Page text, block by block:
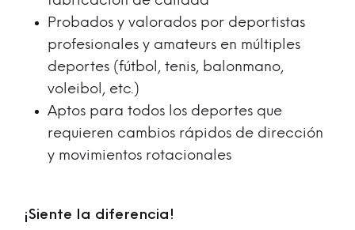
Probados y valorados por deportistas
profesionales y amateurs en múltiples
deportes (fútbol, tenis, balonmano,
voleibol, etc.)
Aptos para todos los deportes que
requieren cambios rápidos de dirección
y movimientos rotacionales
¡Siente la diferencia!